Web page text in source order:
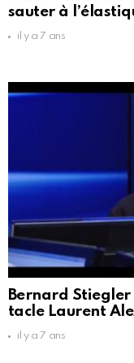
sauter à
il y a 7 ans
Bernard
tacle Laurent
il y a 7 ans